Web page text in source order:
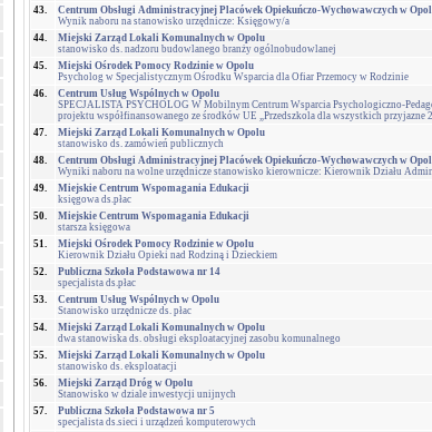
43.
Centrum Obsługi Administracyjnej Placówek Opiekuńczo-Wychowawczych w
Wynik naboru na stanowisko urzędnicze: Księgowy/a
44.
Miejski Zarząd Lokali Komunalnych w Opolu
stanowisko ds. nadzoru budowlanego branży ogólnobudowlanej
45.
Miejski Ośrodek Pomocy Rodzinie w Opolu
Psycholog w Specjalistycznym Ośrodku Wsparcia dla Ofiar Przemocy w Rodzinie
46.
Centrum Usług Wspólnych w Opolu
SPECJALISTA PSYCHOLOG W Mobilnym Centrum Wsparcia Psychologiczno-
projektu współfinansowanego ze środków UE „Przedszkola dla wszystkich przyjazne
47.
Miejski Zarząd Lokali Komunalnych w Opolu
stanowisko ds. zamówień publicznych
48.
Centrum Obsługi Administracyjnej Placówek Opiekuńczo-Wychowawczych w
Wyniki naboru na wolne urzędnicze stanowisko kierownicze: Kierownik Działu
49.
Miejskie Centrum Wspomagania Edukacji
księgowa ds.płac
50.
Miejskie Centrum Wspomagania Edukacji
starsza księgowa
51.
Miejski Ośrodek Pomocy Rodzinie w Opolu
Kierownik Działu Opieki nad Rodziną i Dzieckiem
52.
Publiczna Szkoła Podstawowa nr 14
specjalista ds.płac
53.
Centrum Usług Wspólnych w Opolu
Stanowisko urzędnicze ds. płac
54.
Miejski Zarząd Lokali Komunalnych w Opolu
dwa stanowiska ds. obsługi eksploatacyjnej zasobu komunalnego
55.
Miejski Zarząd Lokali Komunalnych w Opolu
stanowisko ds. eksploatacji
56.
Miejski Zarząd Dróg w Opolu
Stanowisko w dziale inwestycji unijnych
57.
Publiczna Szkoła Podstawowa nr 5
specjalista ds.sieci i urządzeń komputerowych